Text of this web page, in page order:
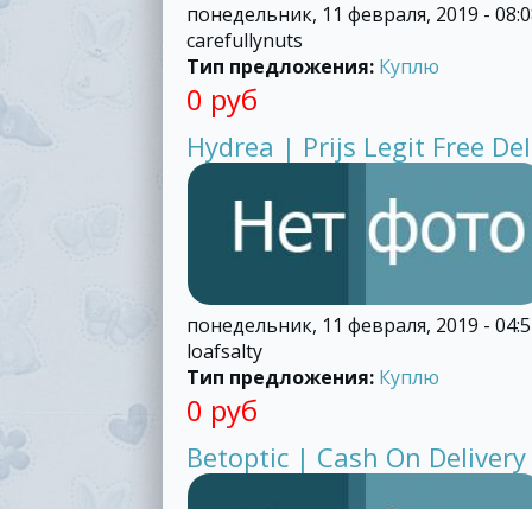
понедельник, 11 февраля, 2019 -
carefullynuts
Тип предложения: Куплю
0 руб
Hydrea | Prijs Legit Free
понедельник, 11 февраля, 2019 -
loafsalty
Тип предложения: Куплю
0 руб
Betoptic | Cash On Delivery